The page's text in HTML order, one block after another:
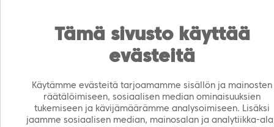
Tämä sivusto käyttää
evästeitä
Käytämme evästeitä tarjoamamme sisällön ja mainosten
räätälöimiseen, sosiaalisen median ominaisuuksien
tukemiseen ja kävijämäärämme analysoimiseen. Lisäksi
jaamme sosiaalisen median, mainosalan ja analytiikka-
https://tiera.fi/name FI SV
webinaari 22.4.2020 klo 9-10: Uudet ratkaisut:
Kommunikointialusta
WEBINAARI